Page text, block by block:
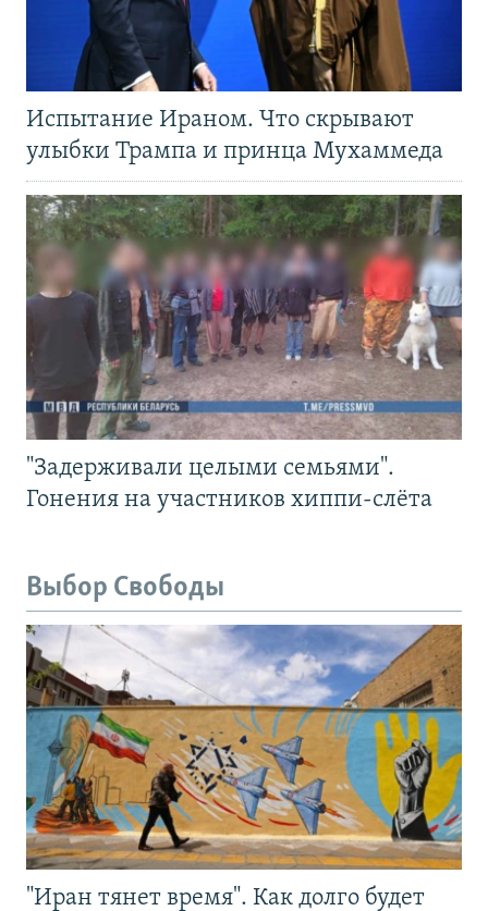
Испытание Ираном. Что скрывают
улыбки Трампа и принца Мухаммеда
"Задерживали целыми семьями".
Гонения на участников хиппи-слёта
Выбор Свободы
"Иран тянет время". Как долго будет